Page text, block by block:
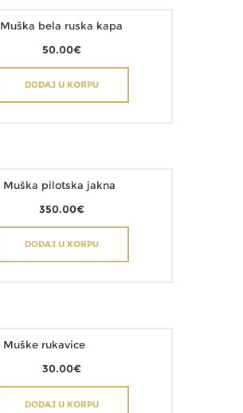
Muška bela ruska kapa
50.00€
DODAJ U KORPU
Muška pilotska jakna
350.00€
DODAJ U KORPU
Muške rukavice
30.00€
DODAJ U KORPU